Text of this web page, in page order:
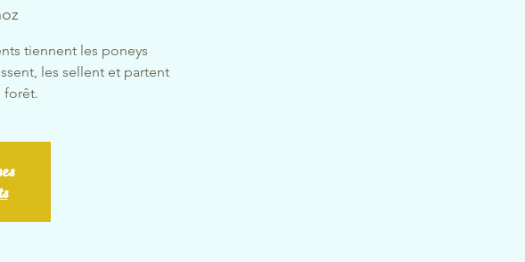
tiennent les poneys
les sellent et partent
forêt.